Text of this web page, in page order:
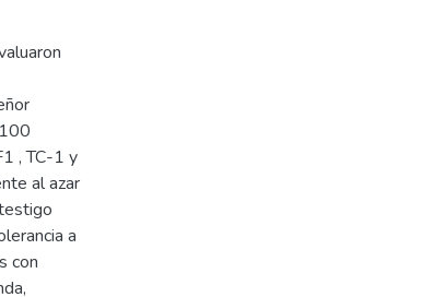
, TC-1 y
al azar
a
con